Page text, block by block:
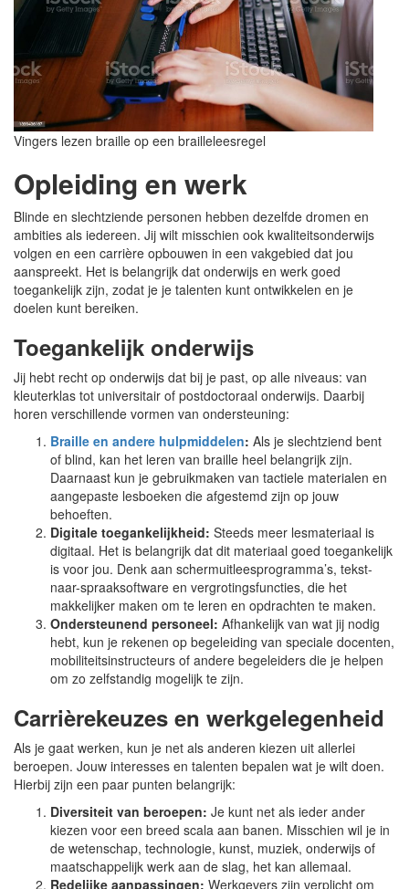
Vingers lezen braille op een brailleleesregel
Opleiding en werk
Blinde en slechtziende personen hebben dezelfde dromen en
ambities als iedereen. Jij wilt misschien ook kwaliteitsonderwijs
volgen en een carrière opbouwen in een vakgebied dat jou
aanspreekt. Het is belangrijk dat onderwijs en werk goed
toegankelijk zijn, zodat je je talenten kunt ontwikkelen en je
doelen kunt bereiken.
Toegankelijk onderwijs
Jij hebt recht op onderwijs dat bij je past, op alle niveaus: van
kleuterklas tot universitair of postdoctoraal onderwijs. Daarbij
horen verschillende vormen van ondersteuning:
Braille en andere hulpmiddelen: Als je slechtziend bent
of blind, kan het leren van braille heel belangrijk zijn.
Daarnaast kun je gebruikmaken van tactiele materialen en
aangepaste lesboeken die afgestemd zijn op jouw
behoeften.
Digitale toegankelijkheid: Steeds meer lesmateriaal is
digitaal. Het is belangrijk dat dit materiaal goed toegankelijk
is voor jou. Denk aan schermuitleesprogramma’s, tekst-
naar-spraaksoftware en vergrotingsfuncties, die het
makkelijker maken om te leren en opdrachten te maken.
Ondersteunend personeel: Afhankelijk van wat jij nodig
hebt, kun je rekenen op begeleiding van speciale docenten,
mobiliteitsinstructeurs of andere begeleiders die je helpen
om zo zelfstandig mogelijk te zijn.
Carrièrekeuzes en werkgelegenheid
Als je gaat werken, kun je net als anderen kiezen uit allerlei
beroepen. Jouw interesses en talenten bepalen wat je wilt doen.
Hierbij zijn een paar punten belangrijk:
Diversiteit van beroepen: Je kunt net als ieder ander
kiezen voor een breed scala aan banen. Misschien wil je in
de wetenschap, technologie, kunst, muziek, onderwijs of
maatschappelijk werk aan de slag, het kan allemaal.
Redelijke aanpassingen: Werkgevers zijn verplicht om